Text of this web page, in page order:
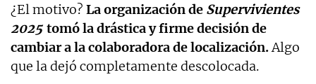
¿El motivo? La organización de Supervivientes
2025 tomó la drástica y firme decisión de
cambiar a la colaboradora de localización.Algo
que la dejó completamente descolocada.